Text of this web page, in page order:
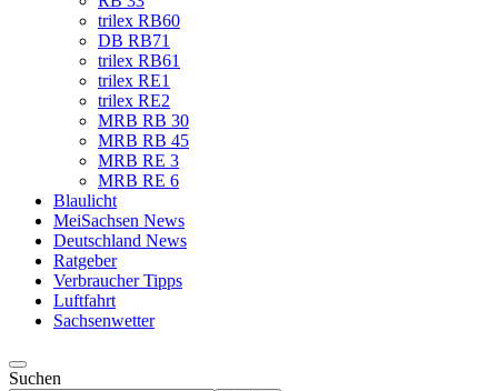
trilex RB60
DB RB71
trilex RB61
trilex RE1
trilex RE2
MRB RB 30
MRB RB 45
MRB RE 3
MRB RE 6
Blaulicht
MeiSachsen News
Deutschland News
Ratgeber
Verbraucher Tipps
Luftfahrt
Sachsenwetter
Suchen